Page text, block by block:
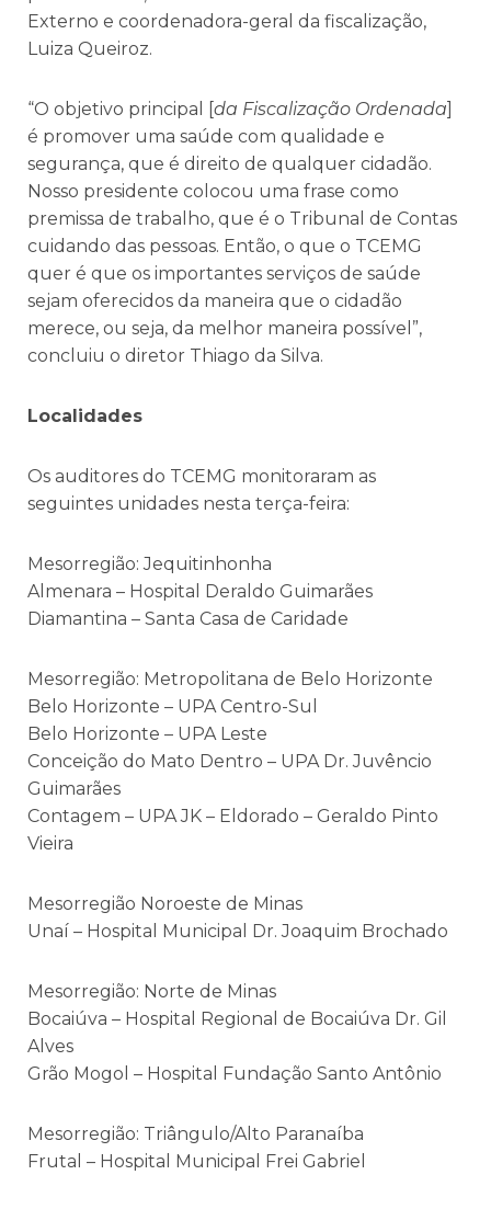
Externo e coordenadora-geral da fiscalização,
Luiza Queiroz.
“O objetivo principal [ da Fiscalização Ordenada
é promover uma saúde com qualidade e
segurança, que é direito de qualquer cidadão.
Nosso presidente colocou uma frase como
premissa de trabalho, que é o Tribunal de Contas
cuidando das pessoas. Então, o que o TCEMG
quer é que os importantes serviços de saúde
sejam oferecidos da maneira que o cidadão
merece, ou seja, da melhor maneira possível”,
concluiu o diretor Thiago da Silva.
Localidades
Os auditores do TCEMG monitoraram as
seguintes unidades nesta terça-feira:
Mesorregião: Jequitinhonha
Almenara – Hospital Deraldo Guimarães
Diamantina – Santa Casa de Caridade
Mesorregião: Metropolitana de Belo Horizonte
Belo Horizonte – UPA Centro-Sul
Belo Horizonte – UPA Leste
Conceição do Mato Dentro – UPA Dr. Juvêncio
Guimarães
Contagem – UPA JK – Eldorado – Geraldo Pinto
Vieira
Mesorregião Noroeste de Minas
Unaí – Hospital Municipal Dr. Joaquim Brochado
Mesorregião: Norte de Minas
Bocaiúva – Hospital Regional de Bocaiúva Dr. Gil
Alves
Grão Mogol – Hospital Fundação Santo Antônio
Mesorregião: Triângulo/Alto Paranaíba
Frutal – Hospital Municipal Frei Gabriel